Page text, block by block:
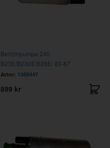
Benzinpumpe 240
B23E/B230E/B28E/ 83-87
Artnr: 1389447
899 kr